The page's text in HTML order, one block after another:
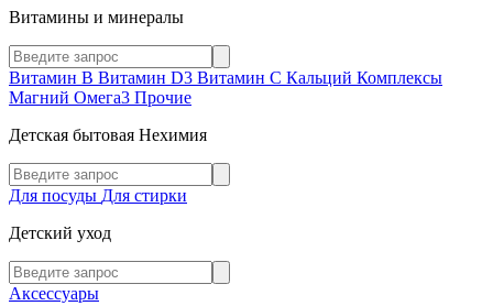
Витамины и минералы
Витамин В Витамин D3 Витамин С Кальций Комплексы
Магний Омега3 Прочие
Детская бытовая Нехимия
Для посуды Для стирки
Детский уход
Аксессуары